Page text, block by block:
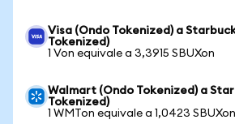
Visa (Ondo Tokenized) a
Tokenized)
1 Von equivale a 3,3915 SBUXon
Walmart (Ondo Tokenized) a
Tokenized)
1 WMTon equivale a 1,0423 SBUXon